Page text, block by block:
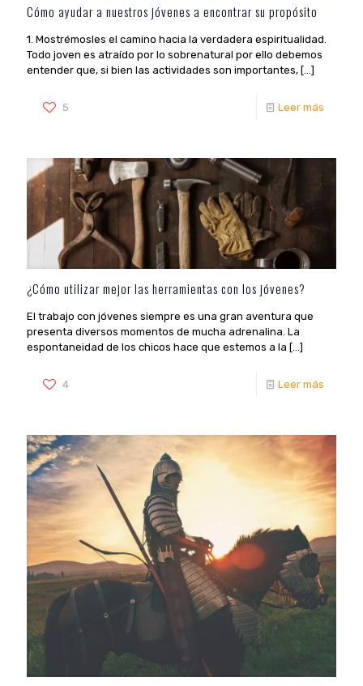
Cómo ayudar a nuestros jóvenes a encontrar su propósito
1. Mostrémosles el camino hacia la verdadera espiritualidad.
Todo joven es atraído por lo sobrenatural por ello debemos
entender que, si bien las actividades son importantes, […]
5 Leer más
¿Cómo utilizar mejor las herramientas con los jóvenes?
El trabajo con jóvenes siempre es una gran aventura que
presenta diversos momentos de mucha adrenalina. La
espontaneidad de los chicos hace que estemos a la […]
4 Leer más